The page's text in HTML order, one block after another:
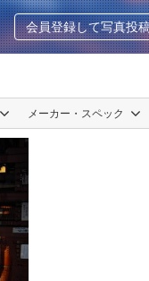
会員登録して写真投
メーカー・スペック